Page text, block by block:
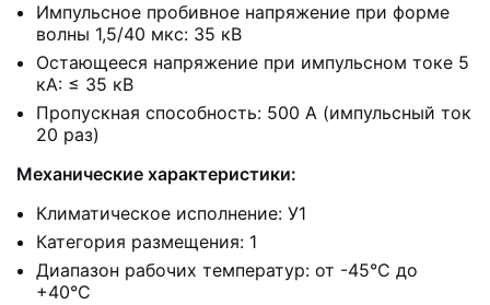
Импульсное пробивное напряжение при форме
волны 1,5/40 мкс: 35 кВ
Остающееся напряжение при импульсном токе 5
кА: ≤ 35 кВ
Пропускная способность: 500 А (импульсный ток
20 раз)
Механические характеристики:
Климатическое исполнение: У1
Категория размещения: 1
Диапазон рабочих температур: от -45°C до
+40°C